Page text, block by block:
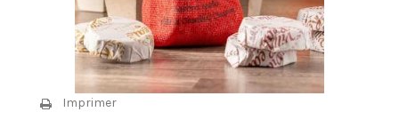
Imprimer